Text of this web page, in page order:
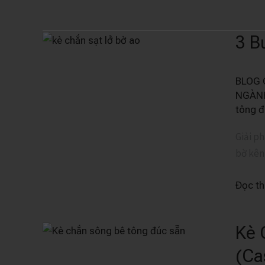
3
BLOG
tông
3
Công
Kè
Ao
Lắp
Ghép
Đọc
Kè
Kè
Sông